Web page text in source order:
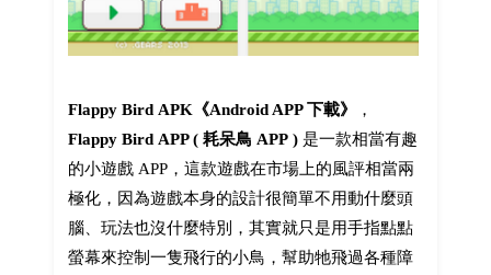
Flappy Bird APK《Android APP 下載》
，
Flappy Bird APP ( 耗呆鳥 APP )是一款相當有趣
的小遊戲 APP，這款遊戲在市場上的風評相當兩
極化，因為遊戲本身的設計很簡單不用動什麼頭
腦、玩法也沒什麼特別，其實就只是用手指點點
螢幕來控制一隻飛行的小鳥，幫助牠飛過各種障